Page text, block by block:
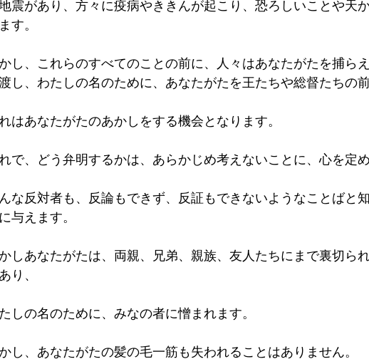
震があり、方々に疫病やききんが起こり、恐ろしいことや天
す。
し、これらのすべてのことの前に、人々はあなたがたを捕ら
し、わたしの名のために、あなたがたを王たちや総督たちの
はあなたがたのあかしをする機会となります。
で、どう弁明するかは、あらかじめ考えないことに、心を定め
な反対者も、反論もできず、反証もできないようなことばと
与えます。
しあなたがたは、両親、兄弟、親族、友人たちにまで裏切ら
り、
しの名のために、みなの者に憎まれます。
し、あなたがたの髪の毛一筋も失われることはありません。